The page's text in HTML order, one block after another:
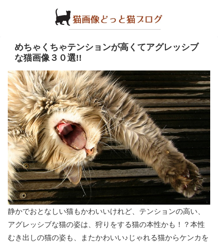
めちゃくちゃテンションが高くてアグレッシブ
な猫画像３０選!!
静かでおとなしい猫もかわいいけれど、テンションの高い、
アグレッシブな猫の姿は、狩りをする猫の本性かも！？本性
むき出しの猫の姿も、またかわいい♪じゃれる猫からケンカを